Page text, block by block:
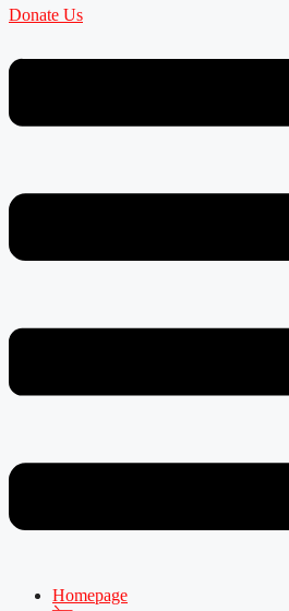
Donate Us
Homepage